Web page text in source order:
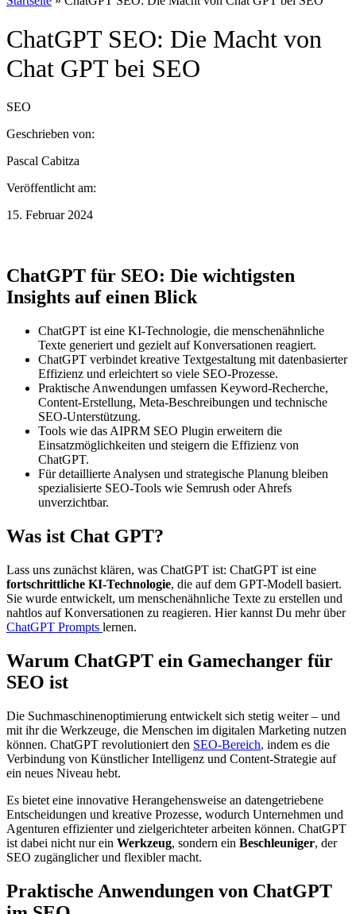
ChatGPT SEO: Die Macht von
Chat GPT bei SEO
SEO
Geschrieben von:
Pascal Cabitza
Veröffentlicht am:
15. Februar 2024
ChatGPT für SEO: Die wichtigsten
Insights auf einen Blick
ChatGPT ist eine KI-Technologie, die menschenähnliche
Texte generiert und gezielt auf Konversationen reagiert.
ChatGPT verbindet kreative Textgestaltung mit datenbasierter
Effizienz und erleichtert so viele SEO-Prozesse.
Praktische Anwendungen umfassen Keyword-Recherche,
Content-Erstellung, Meta-Beschreibungen und technische
SEO-Unterstützung.
Tools wie das AIPRM SEO Plugin erweitern die
Einsatzmöglichkeiten und steigern die Effizienz von
ChatGPT.
Für detaillierte Analysen und strategische Planung bleiben
spezialisierte SEO-Tools wie Semrush oder Ahrefs
unverzichtbar.
Was ist Chat GPT?
Lass uns zunächst klären, was ChatGPT ist: ChatGPT ist eine
fortschrittliche KI-Technologie, die auf dem GPT-Modell basiert.
Sie wurde entwickelt, um menschenähnliche Texte zu erstellen und
nahtlos auf Konversationen zu reagieren. Hier kannst Du mehr über
ChatGPT Prompts lernen.
Warum ChatGPT ein Gamechanger für
SEO ist
Die Suchmaschinenoptimierung entwickelt sich stetig weiter – und
mit ihr die Werkzeuge, die Menschen im digitalen Marketing nutzen
können. ChatGPT revolutioniert den SEO-Bereich, indem es die
Verbindung von Künstlicher Intelligenz und Content-Strategie auf
ein neues Niveau hebt.
Es bietet eine innovative Herangehensweise an datengetriebene
Entscheidungen und kreative Prozesse, wodurch Unternehmen und
Agenturen effizienter und zielgerichteter arbeiten können. ChatGPT
ist dabei nicht nur ein Werkzeug, sondern ein Beschleuniger, der
SEO zugänglicher und flexibler macht.
Praktische Anwendungen von ChatGPT